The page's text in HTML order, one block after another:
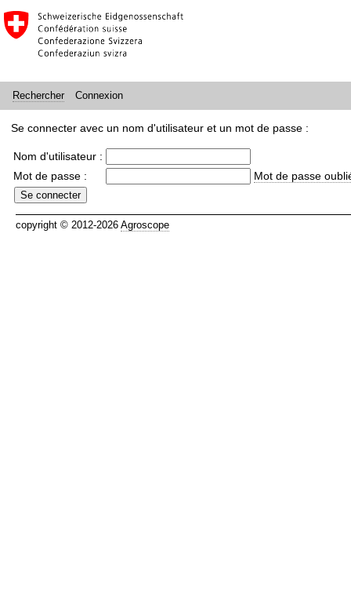
Rechercher Connexion
Se connecter avec un nom d'utilisateur et un mot de passe :
Nom d'utilisateur :
Mot de passe :
Mot de passe
copyright © 2012-2026 Agroscope